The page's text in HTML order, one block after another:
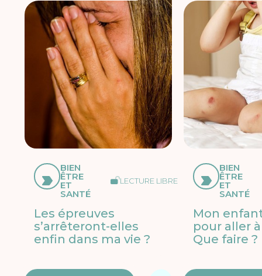
BIEN
ÊTRE
ET
SANTÉ
LECTURE LIBRE
Les épreuves
s’arrêteront-elles
enfin dans ma vie ?
BIEN
ÊTRE
ET
SANTÉ
Mon
pour aller à
Que faire ?